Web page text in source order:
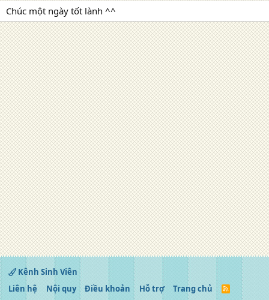
Chúc một ngày tốt lành ^^
Kênh Sinh Viên
Liên hệ
Nội quy Điều khoản Hỗ trợ Trang chủ
R